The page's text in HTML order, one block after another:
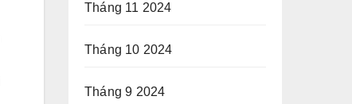
Tháng 11 2024
Tháng 10 2024
Tháng 9 2024